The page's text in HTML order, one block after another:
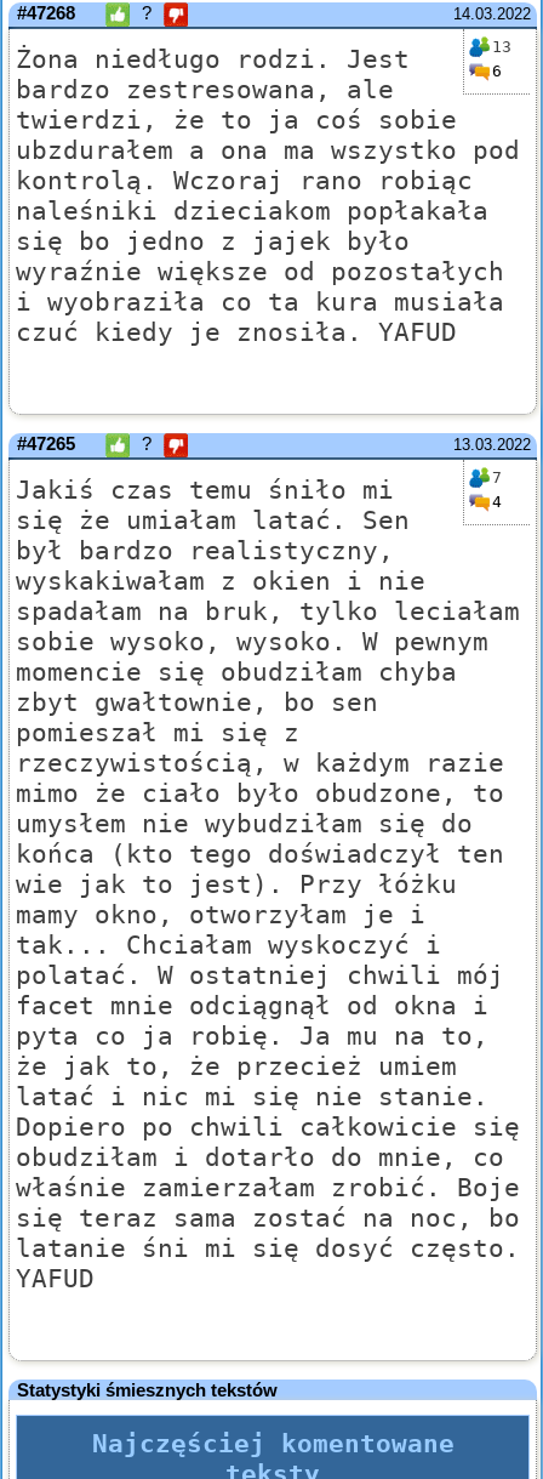
14.03.2022
#47268 ?
13
6
Żona niedługo rodzi. Jest
bardzo zestresowana, ale
twierdzi, że to ja coś sobie
ubzdurałem a ona ma wszystko pod
kontrolą. Wczoraj rano robiąc
naleśniki dzieciakom popłakała
się bo jedno z jajek było
wyraźnie większe od pozostałych
i wyobraziła co ta kura musiała
czuć kiedy je znosiła. YAFUD
13.03.2022
#47265 ?
7
4
Jakiś czas temu śniło mi
się że umiałam latać. Sen
był bardzo realistyczny,
wyskakiwałam z okien i nie
spadałam na bruk, tylko leciałam
sobie wysoko, wysoko. W pewnym
momencie się obudziłam chyba
zbyt gwałtownie, bo sen
pomieszał mi się z
rzeczywistością, w każdym razie
mimo że ciało było obudzone, to
umysłem nie wybudziłam się do
końca (kto tego doświadczył ten
wie jak to jest). Przy łóżku
mamy okno, otworzyłam je i
tak... Chciałam wyskoczyć i
polatać. W ostatniej chwili mój
facet mnie odciągnął od okna i
pyta co ja robię. Ja mu na to,
że jak to, że przecież umiem
latać i nic mi się nie stanie.
Dopiero po chwili całkowicie się
obudziłam i dotarło do mnie, co
właśnie zamierzałam zrobić. Boje
się teraz sama zostać na noc, bo
latanie śni mi się dosyć często.
YAFUD
Statystyki śmiesznych tekstów
Najczęściej komentowane